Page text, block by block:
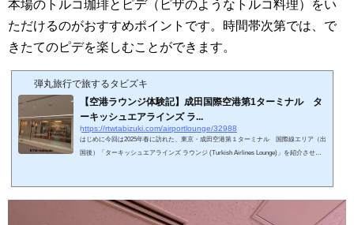
本場のトルコ珈琲とピデ（ピザのようなトルコ料理）をい
ただけるのがおすすめポイントです。時間帯次第では、で
きたてのピデを楽しむことができます。
弾丸旅行で旅するタビズキ
【空港ラウンジ体験記】成田国際空港第1ターミナル タ
ーキッシュエアラインズ ラ...
https://rtwtabizuki.com/airportlounge/32988
はじめに今回は2025年春に訪れた、東京・成田空港第１ターミナル 国際線エリア（出
国後）「ターキッシュエアラインズ ラウンジ (Turkish Airlines Lounge)」を紹介させて
記 一覧はこちら↓私の海外空港・ラウンジ訪問記 一覧はこちら↓スポンサーリンク
(adsbygoogle = window.adsbygo...